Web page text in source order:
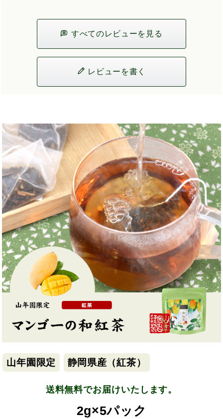
すべてのレビューを見る
レビューを書く
山年園限定 静岡県産（紅茶）
送料無料でお届けいたします。
2g×5パック